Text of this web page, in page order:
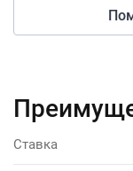
Ставка